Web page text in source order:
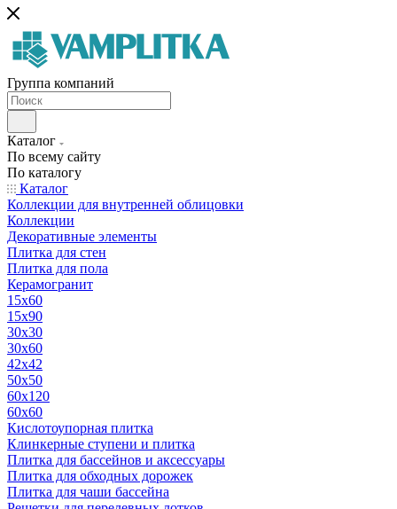
Группа компаний
Каталог
По всему сайту
По каталогу
Каталог
Коллекции для внутренней облицовки
Коллекции
Декоративные элементы
Плитка для стен
Плитка для пола
Керамогранит
15х60
15x90
30х30
30х60
42х42
50х50
60х120
60х60
Кислотоупорная плитка
Клинкерные ступени и плитка
Плитка для бассейнов и аксессуары
Плитка для обходных дорожек
Плитка для чаши бассейна